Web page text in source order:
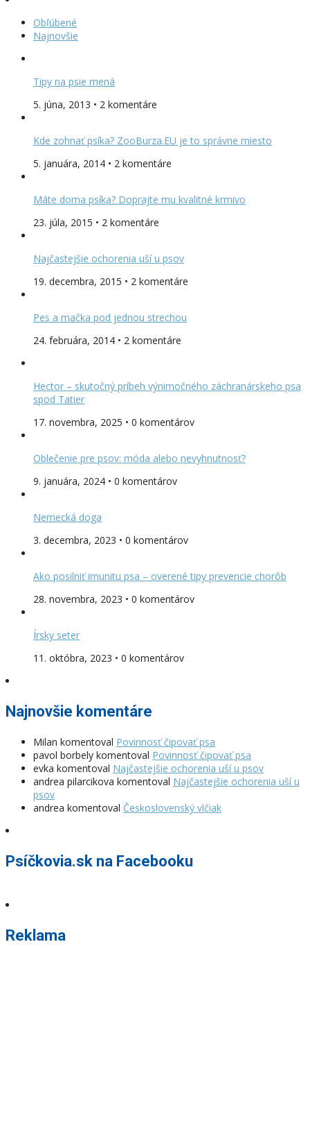
Obľúbené
Najnovšie
Tipy na psie mená
5. júna, 2013 • 2 komentáre
Kde zohnať psíka? ZooBurza.EU je to správne miesto
5. januára, 2014 • 2 komentáre
Máte doma psíka? Doprajte mu kvalitné krmivo
23. júla, 2015 • 2 komentáre
Najčastejšie ochorenia uší u psov
19. decembra, 2015 • 2 komentáre
Pes a mačka pod jednou strechou
24. februára, 2014 • 2 komentáre
Hector – skutočný príbeh výnimočného záchranárskeho psa
spod Tatier
17. novembra, 2025 • 0 komentárov
Oblečenie pre psov: móda alebo nevyhnutnosť?
9. januára, 2024 • 0 komentárov
Nemecká doga
3. decembra, 2023 • 0 komentárov
Ako posilniť imunitu psa – overené tipy prevencie chorôb
28. novembra, 2023 • 0 komentárov
Írsky seter
11. októbra, 2023 • 0 komentárov
Najnovšie komentáre
Milan komentoval Povinnosť čipovať psa
pavol borbely komentoval Povinnosť čipovať psa
evka komentoval Najčastejšie ochorenia uší u psov
andrea pilarcikova komentoval Najčastejšie ochorenia uší u
psov
andrea komentoval Československý vlčiak
Psíčkovia.sk na Facebooku
Reklama